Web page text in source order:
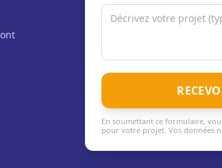
En soumettant ce formulaire,
pour votre projet. Vos données